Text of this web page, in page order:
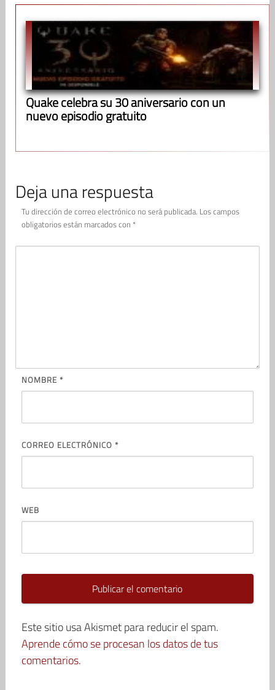
Quake celebra su 30 aniversario con un
nuevo episodio gratuito
Deja una respuesta
Tu dirección de correo electrónico no será publicada. Los campos
obligatorios están marcados con *
NOMBRE *
CORREO ELECTRÓNICO *
WEB
Este sitio usa Akismet para reducir el spam.
Aprende cómo se procesan los datos de tus
comentarios.